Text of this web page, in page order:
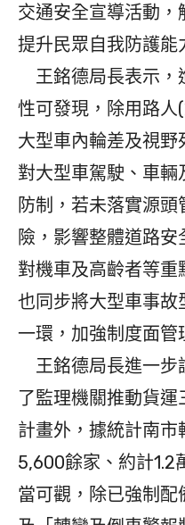
交通安全宣導活動
提升民眾自我防護能
王銘德局長表示，
性可發現，除用路
大型車內輪差及視
對大型車駕駛、車
防制，若未落實源
險，影響整體道路
對機車及高齡者等重
也同步將大型車事故
一環，加強制度面管
王銘德局長進一步
了監理機關推動貨運
計畫外，據統計南
5,600餘家、約計1.2
當可觀，除已強制配